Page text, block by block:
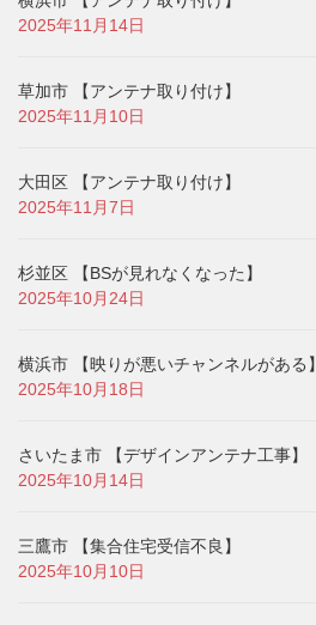
2025年11月14日
草加市 【アンテナ取り付け】
2025年11月10日
大田区 【アンテナ取り付け】
2025年11月7日
杉並区 【BSが見れなくなった】
2025年10月24日
横浜市 【映りが悪いチャンネルがある】
2025年10月18日
さいたま市 【デザインアンテナ工事】
2025年10月14日
三鷹市 【集合住宅受信不良】
2025年10月10日